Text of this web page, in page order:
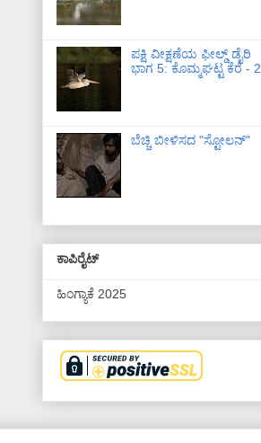
ಪಕ್ಷಿ ವೀಕ್ಷಣೆಯ ಫೀಲ್ಡ್‌ ಡೈರಿ
ಭಾಗ 5: ಕೊಮ್ಮಘಟ್ಟ ಕೆರೆ - 2
ಬೆಚ್ಚಿ ಬೀಳಿಸದ "ಸ್ಟೋಲನ್"
ಕಾಪಿರೈಟ್
ಹಿಂಗ್ಯಾಕೆ 2025